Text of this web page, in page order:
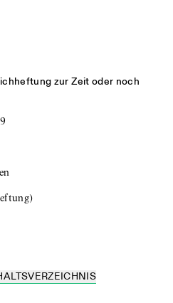
zur Zeit oder noch
)